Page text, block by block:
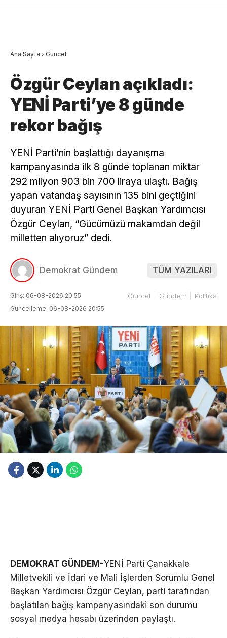
Ana Sayfa › Güncel
Özgür Ceylan açıkladı:
YENİ Parti’ye 8 günde
rekor bağış
YENİ Parti’nin başlattığı dayanışma
kampanyasında ilk 8 günde toplanan miktar
292 milyon 903 bin 700 liraya ulaştı. Bağış
yapan vatandaş sayısının 135 bini geçtiğini
duyuran YENİ Parti Genel Başkan Yardımcısı
Özgür Ceylan, “Gücümüzü makamdan değil
milletten alıyoruz” dedi.
Demokrat Gündem TÜM YAZILARI
Giriş: 06-08-2026 20:55
Güncelleme: 06-08-2026 20:55
Güncel Gündem Politika
DEMOKRAT GÜNDEM-YENİ Parti Çanakkale
Milletvekili ve İdari ve Mali İşlerden Sorumlu Genel
Başkan Yardımcısı Özgür Ceylan, parti tarafından
başlatılan bağış kampanyasındaki son durumu
sosyal medya hesabı üzerinden paylaştı.